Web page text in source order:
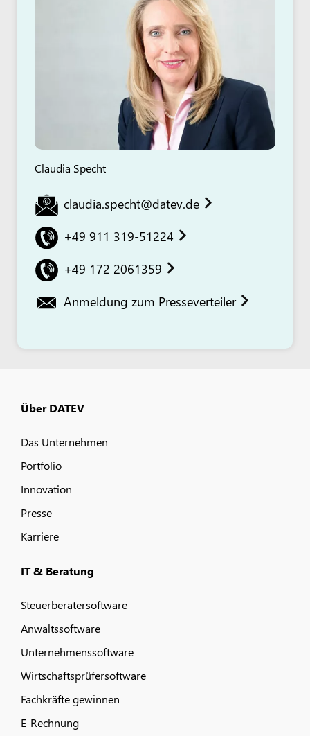
Claudia Specht
claudia.specht@datev.de
+49 911 319-51224
+49 172 2061359
Anmeldung zum Presseverteiler
Über DATEV
Das Unternehmen
Portfolio
Innovation
Presse
Karriere
IT & Beratung
Steuerberatersoftware
Anwaltssoftware
Unternehmenssoftware
Wirtschaftsprüfersoftware
Fachkräfte gewinnen
E-Rechnung